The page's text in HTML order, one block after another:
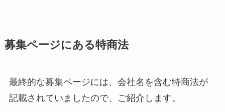
募集ページにある特商法
最終的な募集ページには、会社名を含む特商法が
記載されていましたので、ご紹介します。